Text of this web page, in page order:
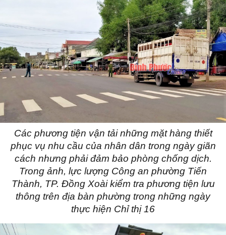
Các phương tiện vận tải những mặt hàng thiết
phục vụ nhu cầu của nhân dân trong ngày giãn
cách nhưng phải đảm bảo phòng chống dịch.
Trong ảnh, lực lượng Công an phường Tiến
Thành, TP. Đồng Xoài kiểm tra phương tiện lưu
thông trên địa bàn phường trong những ngày
thực hiện Chỉ thị 16